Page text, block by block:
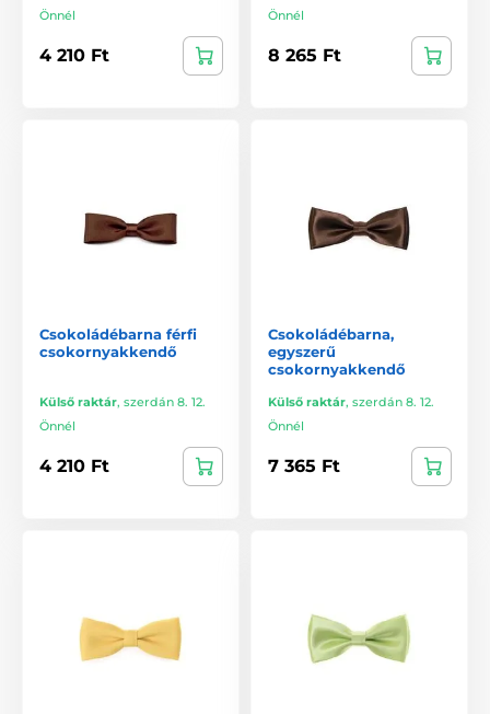
Önnél
4 210 Ft
Önnél
8 265 Ft
Csokoládébarna férfi
csokornyakkendő
Külső raktár, szerdán 8. 12.
Önnél
4 210 Ft
Csokoládébarna,
egyszerű
csokornyakkendő
Külső raktár, szerdán 8. 12.
Önnél
7 365 Ft